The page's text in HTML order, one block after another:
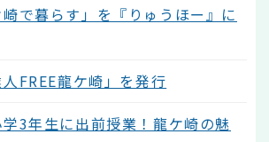
で暮らす」を『りゅうほー』に
人FREE龍ケ崎」を発行
3年生に出前授業！龍ケ崎の魅